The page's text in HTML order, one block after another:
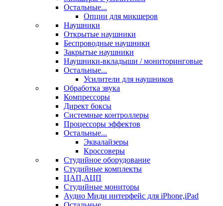
Остальные...
Опции для микшеров
Наушники
Открытые наушники
Беспроводные наушники
Закрытые наушники
Наушники-вкладыши / мониторинговые
Остальные...
Усилители для наушников
Обработка звука
Компрессоры
Директ боксы
Системные контроллеры
Процессоры эффектов
Остальные...
Эквалайзеры
Кроссоверы
Студийное оборудование
Студийные комплекты
ЦАП,АЦП
Студийные мониторы
Аудио Миди интерфейс для iPhone,iPad